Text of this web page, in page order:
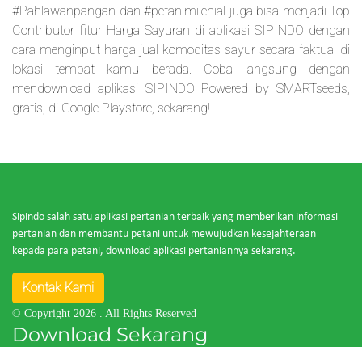
#Pahlawanpangan dan #petanimilenial juga bisa menjadi Top
Contributor fitur Harga Sayuran di aplikasi SIPINDO dengan
cara menginput harga jual komoditas sayur secara faktual di
lokasi tempat kamu berada. Coba langsung dengan
mendownload aplikasi SIPINDO Powered by SMARTseeds,
gratis, di Google Playstore, sekarang!
Sipindo salah satu aplikasi pertanian terbaik yang memberikan informasi
pertanian dan membantu petani untuk mewujudkan kesejahteraan
kepada para petani, download aplikasi pertaniannya sekarang.
Kontak Kami
© Copyright 2026 . All Rights Reserved
Download Sekarang